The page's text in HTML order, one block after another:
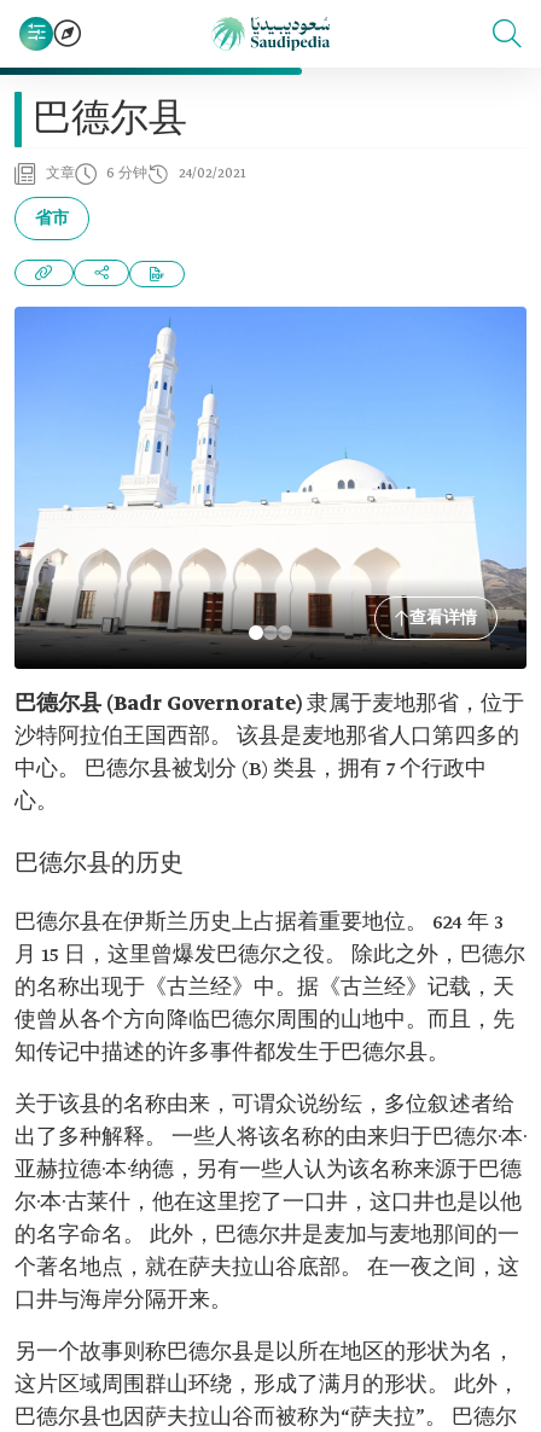
巴德尔县
文章 6 分钟 24/02/2021
省市
查看详情
巴德尔县 (Badr Governorate)隶属于麦地那省，位于
沙特阿拉伯王国西部。 该县是麦地那省人口第四多的
中心。 巴德尔县被划分 (B) 类县，拥有 7 个行政中
心。
巴德尔县的历史
巴德尔县在伊斯兰历史上占据着重要地位。 624 年 3
月 15 日，这里曾爆发巴德尔之役。 除此之外，巴德尔
的名称出现于《古兰经》中。据《古兰经》记载，天
使曾从各个方向降临巴德尔周围的山地中。而且，先
知传记中描述的许多事件都发生于巴德尔县。
关于该县的名称由来，可谓众说纷纭，多位叙述者给
出了多种解释。 一些人将该名称的由来归于巴德尔·本·
亚赫拉德·本·纳德，另有一些人认为该名称来源于巴德
尔·本·古莱什，他在这里挖了一口井，这口井也是以他
的名字命名。 此外，巴德尔井是麦加与麦地那间的一
个著名地点，就在萨夫拉山谷底部。 在一夜之间，这
口井与海岸分隔开来。
另一个故事则称巴德尔县是以所在地区的形状为名，
这片区域周围群山环绕，形成了满月的形状。 此外，
巴德尔县也因萨夫拉山谷而被称为“萨夫拉”。 巴德尔